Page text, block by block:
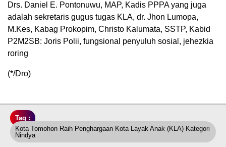
Drs. Daniel E. Pontonuwu, MAP, Kadis PPPA yang juga
adalah sekretaris gugus tugas KLA, dr. Jhon Lumopa,
M.Kes, Kabag Prokopim, Christo Kalumata, SSTP, Kabid
P2M2SB: Joris Polii, fungsional penyuluh sosial, jehezkia
roring
(*/Dro)
Tag :
Kota Tomohon Raih Penghargaan Kota Layak Anak (KLA) Kategori
Nindya